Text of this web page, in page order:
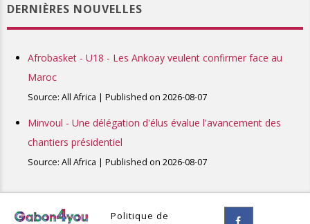
DERNIÈRES NOUVELLES
Afrobasket - U18 - Les Ankoay veulent confirmer face au
Maroc
Source: All Africa Published on 2026-08-07
Minvoul - Une délégation d'élus évalue l'avancement des
chantiers présidentiel
Source: All Africa Published on 2026-08-07
Politique de